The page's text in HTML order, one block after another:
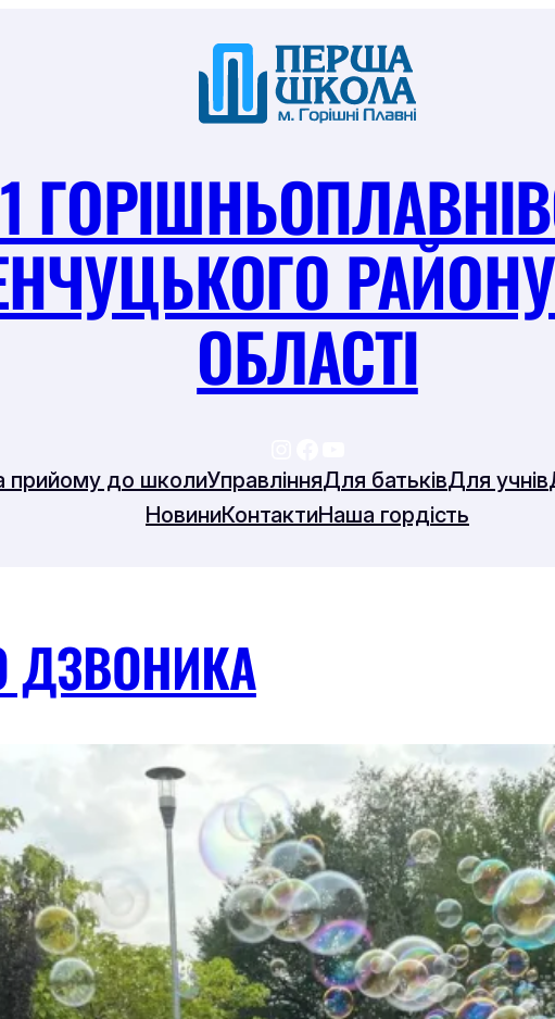
ОБЛАСТІ
прийому до школиУправлінняДля батьківДля учнів
НовиниКонтактиНаша гордість
ДЗВОНИКА